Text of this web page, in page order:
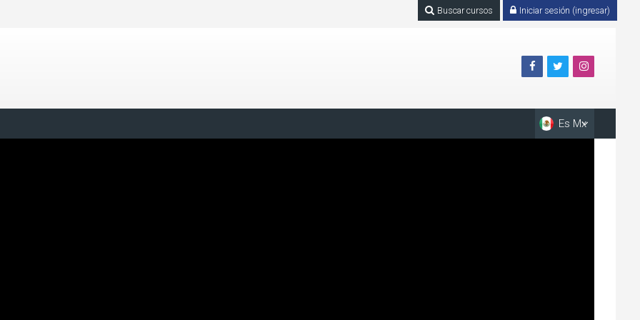
Buscar cursos Iniciar sesión (ingresar)
Es Mx